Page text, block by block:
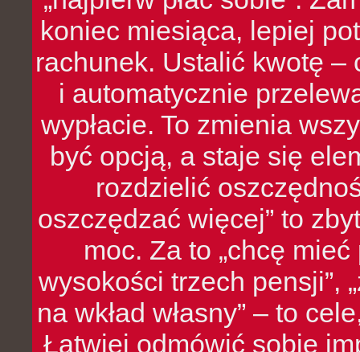
koniec miesiąca, lepiej
rachunek. Ustalić kwotę
i automatycznie
wypłacie. To zmienia
być opcją, a staje się
rozdzielić
oszczędzać więcej” to
moc. Za to „chcę
wysokości trzech pensji”,
na wkład własny” – to
Łatwiej odmówić sobie